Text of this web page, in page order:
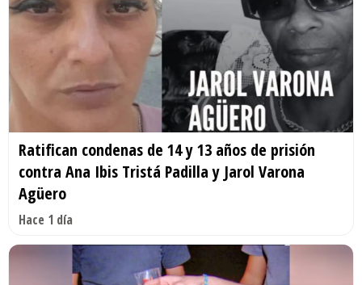
Ratifican condenas de 14 y 13 años de prisión
contra Ana Ibis Tristá Padilla y Jarol Varona
Agüero
Hace 1 día